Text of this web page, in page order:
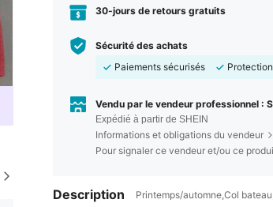
30-jours de retours gratuits
Sécurité des achats
Paiements sécurisés
Vendu par le vendeur professionnel :
Expédié à partir de SHEIN
Informations et obligations du vendeur
Pour signaler ce vendeur et/ou ce
Description Printemps/automne,Col